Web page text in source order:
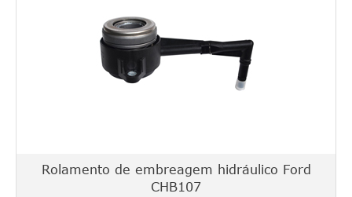
Rolamento de embreagem hidráulico Ford
CHB107